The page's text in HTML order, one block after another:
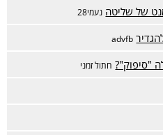
של שליטה נעמי28
advfb
"סיפוק"? חתול זמני